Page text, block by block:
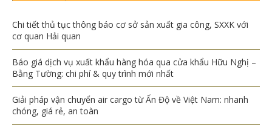
Chi tiết thủ tục thông báo cơ sở sản xuất gia công, SXXK với
cơ quan Hải quan
Báo giá dịch vụ xuất khẩu hàng hóa qua cửa khẩu Hữu Nghị –
Bằng Tường: chi phí & quy trình mới nhất
Giải pháp vận chuyển air cargo từ Ấn Độ về Việt Nam: nhanh
chóng, giá rẻ, an toàn